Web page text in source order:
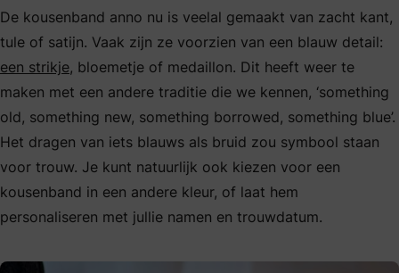
De kousenband anno nu is veelal gemaakt van zacht kant,
tule of satijn. Vaak zijn ze voorzien van een blauw detail:
een strikje, bloemetje of medaillon. Dit heeft weer te
maken met een andere traditie die we kennen, ‘something
old, something new, something borrowed, something blue’.
Het dragen van iets blauws als bruid zou symbool staan
voor trouw. Je kunt natuurlijk ook kiezen voor een
kousenband in een andere kleur, of laat hem
personaliseren met jullie namen en trouwdatum.